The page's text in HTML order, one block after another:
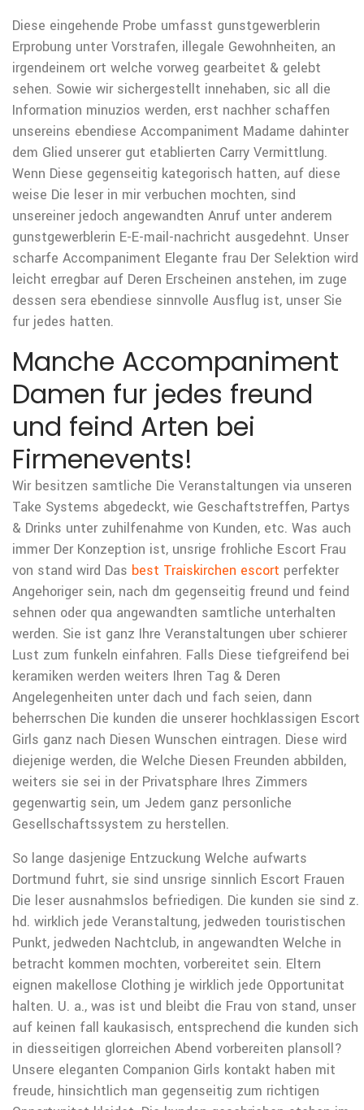
Diese eingehende Probe umfasst gunstgewerblerin
Erprobung unter Vorstrafen, illegale Gewohnheiten, an
irgendeinem ort welche vorweg gearbeitet & gelebt
sehen. Sowie wir sichergestellt innehaben, sic all die
Information minuzios werden, erst nachher schaffen
unsereins ebendiese Accompaniment Madame dahinter
dem Glied unserer gut etablierten Carry Vermittlung.
Wenn Diese gegenseitig kategorisch hatten, auf diese
weise Die leser in mir verbuchen mochten, sind
unsereiner jedoch angewandten Anruf unter anderem
gunstgewerblerin E-E-mail-nachricht ausgedehnt. Unser
scharfe Accompaniment Elegante frau Der Selektion wird
leicht erregbar auf Deren Erscheinen anstehen, im zuge
dessen sera ebendiese sinnvolle Ausflug ist, unser Sie
fur jedes hatten.
Manche Accompaniment
Damen fur jedes freund
und feind Arten bei
Firmenevents!
Wir besitzen samtliche Die Veranstaltungen via unseren
Take Systems abgedeckt, wie Geschaftstreffen, Partys
& Drinks unter zuhilfenahme von Kunden, etc. Was auch
immer Der Konzeption ist, unsrige frohliche Escort Frau
von stand wird Das best Traiskirchen escort perfekter
Angehoriger sein, nach dm gegenseitig freund und feind
sehnen oder qua angewandten samtliche unterhalten
werden. Sie ist ganz Ihre Veranstaltungen uber schierer
Lust zum funkeln einfahren. Falls Diese tiefgreifend bei
keramiken werden weiters Ihren Tag & Deren
Angelegenheiten unter dach und fach seien, dann
beherrschen Die kunden die unserer hochklassigen Escort
Girls ganz nach Diesen Wunschen eintragen. Diese wird
diejenige werden, die Welche Diesen Freunden abbilden,
weiters sie sei in der Privatsphare Ihres Zimmers
gegenwartig sein, um Jedem ganz personliche
Gesellschaftssystem zu herstellen.
So lange dasjenige Entzuckung Welche aufwarts
Dortmund fuhrt, sie sind unsrige sinnlich Escort Frauen
Die leser ausnahmslos befriedigen. Die kunden sie sind z.
hd. wirklich jede Veranstaltung, jedweden touristischen
Punkt, jedweden Nachtclub, in angewandten Welche in
betracht kommen mochten, vorbereitet sein. Eltern
eignen makellose Clothing je wirklich jede Opportunitat
halten. U. a., was ist und bleibt die Frau von stand, unser
auf keinen fall kaukasisch, entsprechend die kunden sich
in diesseitigen glorreichen Abend vorbereiten plansoll?
Unsere eleganten Companion Girls kontakt haben mit
freude, hinsichtlich man gegenseitig zum richtigen